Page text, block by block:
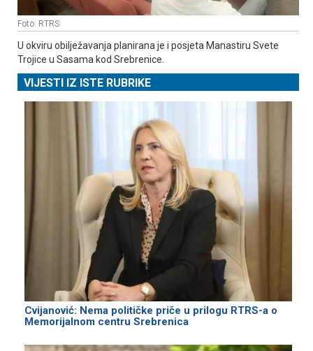
Foto: RTRS
U okviru obilježavanja planirana je i posjeta Manastiru Svete
Trojice u Sasama kod Srebrenice.
VIJESTI IZ ISTE RUBRIKE
Cvijanović: Nema političke priče u prilogu RTRS-a o
Memorijalnom centru Srebrenica